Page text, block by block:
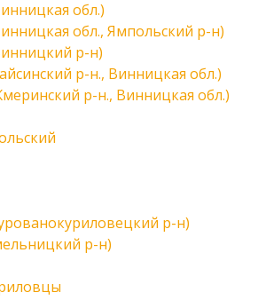
обл.)
обл., Ямпольский р-н)
р-н)
р-н., Винницкая обл.)
р-н., Винницкая обл.)
р-н)
р-н)